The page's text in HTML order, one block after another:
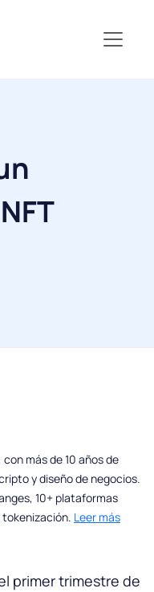
con más de 10 años de
y diseño de negocios.
10+ plataformas
tokenización. Leer más
primer trimestre de